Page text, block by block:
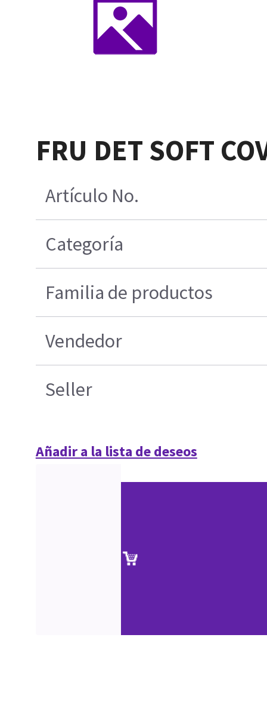
FRU DET SOFT
Artículo No.
Categoría
Familia de productos
Vendedor
Seller
Añadir a la lista de deseos